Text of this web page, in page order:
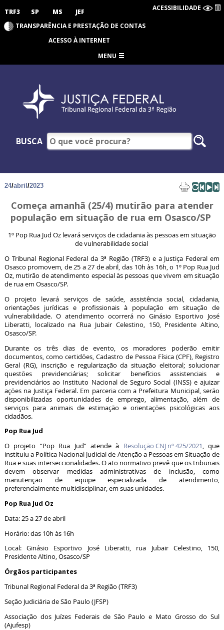
TRF3 SP MS JEF ACESSIBILIDADE
TRANSPARÊNCIA E PRESTAÇÃO DE CONTAS
ACESSO À INTERNET
MENU
BUSCA
24/abril /2023
Começa amanhã (25/4) mutirão para atender
população em situação de rua em Osasco/SP
1º Pop Rua Jud Oz levará serviços de cidadania às pessoas em situação
de vulnerabilidade social
O Tribunal Regional Federal da 3ª Região (TRF3) e a Justiça Federal em
Osasco promovem, de 25 a 27 de abril, das 10h às 16h, o 1º Pop Rua Jud
Oz, mutirão de atendimento especial às pessoas que vivem em situação
de rua em Osasco/SP.
O projeto levará serviços de saúde, assistência social, cidadania,
orientações jurídicas e profissionais à população em situação de
vulnerabilidade. O atendimento ocorrerá no Ginásio Esportivo José
Liberatti, localizado na Rua Jubair Celestino, 150, Presidente Altino,
Osasco/SP.
Durante os três dias de evento, os moradores poderão emitir
documentos, como certidões, Cadastro de Pessoa Física (CPF), Registro
Geral (RG), inscrição e regularização da situação eleitoral; solucionar
questões previdenciárias; solicitar benefícios assistenciais e
previdenciários ao Instituto Nacional de Seguro Social (INSS) e ajuizar
ações na Justiça Federal. Em parceria com a Prefeitura Municipal, serão
disponibilizadas oportunidades de emprego, alimentação, além de
serviços para animais de estimação e orientações psicológicas aos
cidadãos.
Pop Rua Jud
O projeto “Pop Rua Jud” atende à Resolução CNJ nº 425/2021, que
instituiu a Política Nacional Judicial de Atenção a Pessoas em Situação de
Rua e suas interseccionalidades. O ato normativo prevê que os tribunais
devem observar medidas administrativas de inclusão, como
manutenção de equipe especializada de atendimento,
preferencialmente multidisciplinar, em suas unidades.
Pop Rua Jud Oz
Data: 25 a 27 de abril
Horário: das 10h às 16h
Local: Ginásio Esportivo José Liberatti, rua Jubair Celestino, 150,
Presidente Altino, Osasco/SP
Órgãos participantes
Tribunal Regional Federal da 3ª Região (TRF3)
Seção Judiciária de São Paulo (JFSP)
Associação dos Juízes Federais de São Paulo e Mato Grosso do Sul
(Ajufesp)